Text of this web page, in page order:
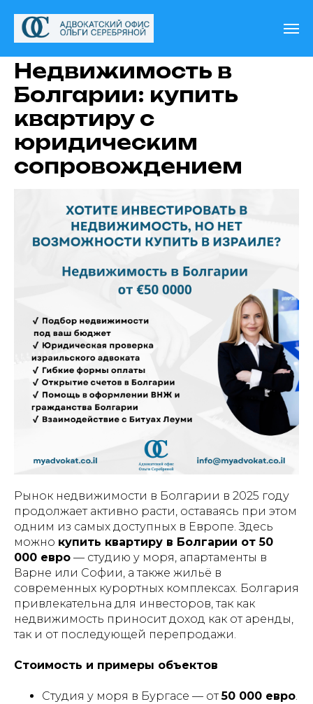
Недвижимость в
Болгарии: купить
квартиру с
юридическим
сопровождением
Рынок недвижимости в Болгарии в 2025 году
продолжает активно расти, оставаясь при этом
одним из самых доступных в Европе. Здесь
можно купить квартиру в Болгарии от 50
000 евро — студию у моря, апартаменты в
Варне или Софии, а также жильё в
современных курортных комплексах. Болгария
привлекательна для инвесторов, так как
недвижимость приносит доход как от аренды,
так и от последующей перепродажи.
Стоимость и примеры объектов
Студия у моря в Бургасе — от50 000 евро.